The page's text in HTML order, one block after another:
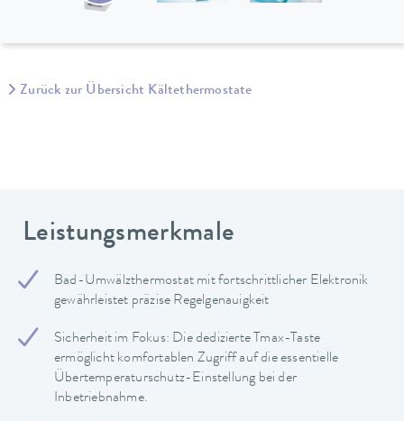
Zurück zur Übersicht Kältethermostate
Leistungsmerkmale
Bad-Umwälzthermostat mit fortschrittlicher Elektronik
gewährleistet präzise Regelgenauigkeit
Sicherheit im Fokus: Die dedizierte Tmax-Taste
ermöglicht komfortablen Zugriff auf die essentielle
Übertemperaturschutz-Einstellung bei der
Inbetriebnahme.